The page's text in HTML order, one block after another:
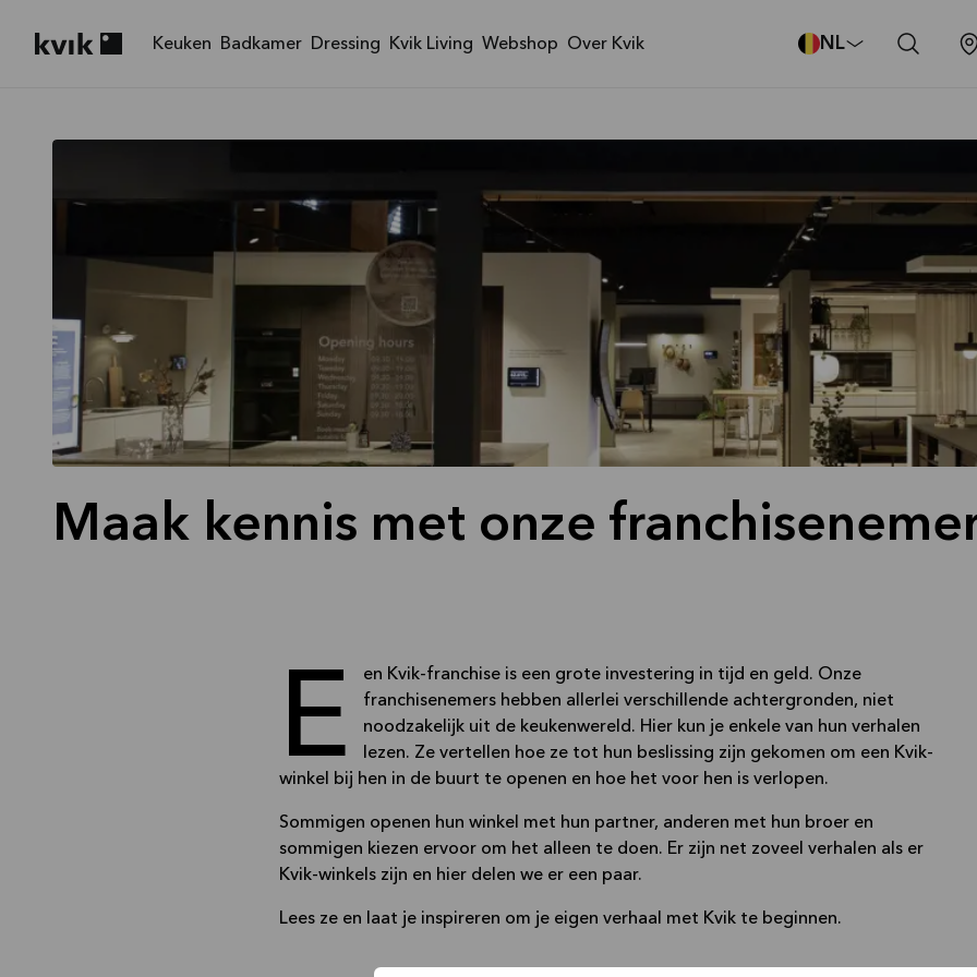
Keuken Badkamer Dressing Kvik Living Webshop Over Kvik NL
Maak kennis met onze
Een Kvik-franchise is een grote investering in tijd en geld. Onze
franchisenemers hebben allerlei verschillende achtergronden, niet
noodzakelijk uit de keukenwereld. Hier kun je enkele van hun verhalen
lezen. Ze vertellen hoe ze tot hun beslissing zijn gekomen om een Kvik-
winkel bij hen in de buurt te openen en hoe het voor hen is verlopen.
Sommigen openen hun winkel met hun partner, anderen met hun broer en
sommigen kiezen ervoor om het alleen te doen. Er zijn net zoveel verhalen als er
Kvik-winkels zijn en hier delen we er een paar.
Lees ze en laat je inspireren om je eigen verhaal met Kvik te beginnen.